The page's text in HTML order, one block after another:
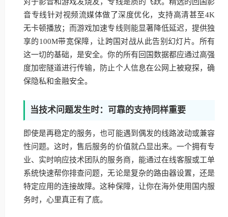
音专线针对视频流媒体做了深度优化，支持高清甚至4K
无卡顿播放；而游戏加速专线则能显著降低延迟，提供独
享的100M带宽保障，让跨国对战从此告别幻灯片。所有
这一切的基础，是安全。你的所有回国数据都应通过高强
度加密隧道进行传输，防止个人信息在公网上被窥探，确
保隐私和金融安全。
当技术问题发生时：可靠的支持同样重要
即使是再稳定的服务，也可能遇到偶发的线路波动或兼容
性问题。这时，售后服务的价值就凸显出来。一个拥有专
业、实时响应技术团队的服务商，能通过在线客服或工单
系统快速帮你排查问题，无论是复杂的路由器设置，还是
特定应用的连接故障。这种保障，让你在海外使用国内服
务时，心里真正有了底。